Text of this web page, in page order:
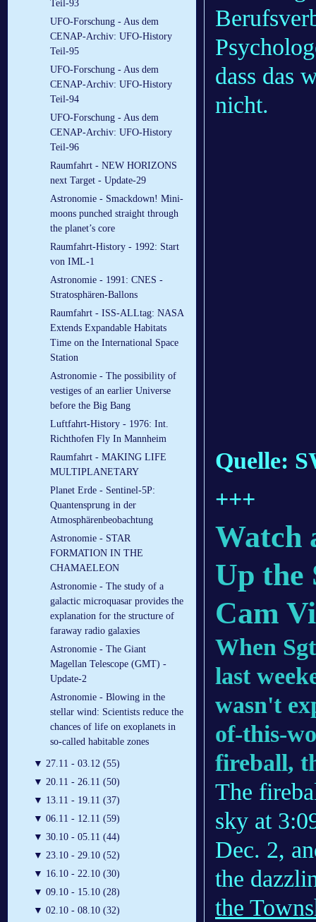
Teil-93
UFO-Forschung - Aus dem
CENAP-Archiv: UFO-History
Teil-95
UFO-Forschung - Aus dem
CENAP-Archiv: UFO-History
Teil-94
UFO-Forschung - Aus dem
CENAP-Archiv: UFO-History
Teil-96
Raumfahrt - NEW HORIZONS
next Target - Update-29
Astronomie - Smackdown! Mini-
moons punched straight through
the planet’s core
Raumfahrt-History - 1992: Start
von IML-1
Astronomie - 1991: CNES -
Stratosphären-Ballons
Raumfahrt - ISS-ALLtag: NASA
Extends Expandable Habitats
Time on the International Space
Station
Astronomie - The possibility of
vestiges of an earlier Universe
before the Big Bang
Luftfahrt-History - 1976: Int.
Richthofen Fly In Mannheim
Raumfahrt - MAKING LIFE
MULTIPLANETARY
Planet Erde - Sentinel-5P:
Quantensprung in der
Atmosphärenbeobachtung
Astronomie - STAR
FORMATION IN THE
CHAMAELEON
Astronomie - The study of a
galactic microquasar provides the
explanation for the structure of
faraway radio galaxies
Astronomie - The Giant
Magellan Telescope (GMT) -
Update-2
Astronomie - Blowing in the
stellar wind: Scientists reduce the
chances of life on exoplanets in
so-called habitable zones
▼ 27.11 - 03.12 (55)
▼ 20.11 - 26.11 (50)
▼ 13.11 - 19.11 (37)
▼ 06.11 - 12.11 (59)
▼ 30.10 - 05.11 (44)
▼ 23.10 - 29.10 (52)
▼ 16.10 - 22.10 (30)
▼ 09.10 - 15.10 (28)
▼ 02.10 - 08.10 (32)
dass das
nicht.
Quelle:
+++
Watch
Up the
Cam
When
last
wasn't
of-this-
fireball,
The
sky at
Dec. 2,
the
the